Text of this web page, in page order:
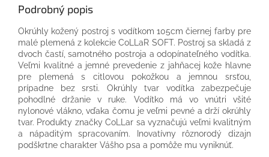
Podrobný popis
Okrúhly kožený postroj s vodítkom 105cm čiernej farby pre
malé plemená z kolekcie CoLLaR SOFT. Postroj sa skladá z
dvoch častí, samotného postroja a odopínateľného vodítka.
Veľmi kvalitné a jemné prevedenie z jahňacej kože hlavne
pre plemená s citlovou pokožkou a jemnou srsťou,
prípadne bez srsti. Okrúhly tvar vodítka zabezpečuje
pohodlné držanie v ruke. Vodítko má vo vnútri všité
nylonové vlákno, vďaka čomu je veľmi pevné a drží okrúhly
tvar. Produkty značky CoLLar sa vyznačujú veľmi kvalitným
a nápaditým spracovaním. Inovatívny rôznorodý dizajn
podškrtne charakter Vášho psa a pomôže mu vyniknúť.